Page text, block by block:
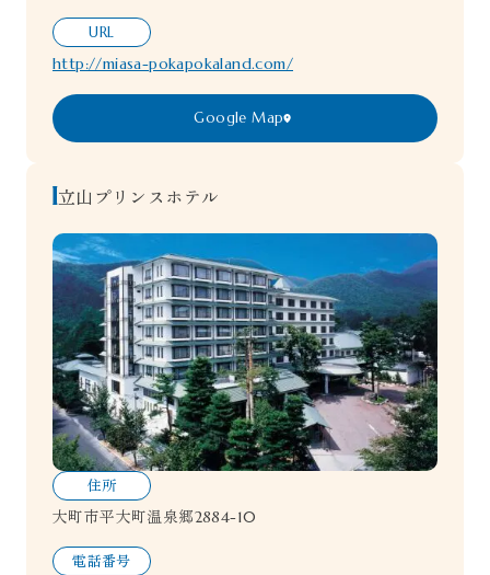
Google Map
URL
http://miasa-pokapokaland.com/
立山プリンスホテル
住所
大町市平大町温泉郷2884-10
電話番号